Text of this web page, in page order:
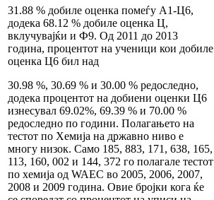
31.88 % добиле оценка помеѓу А1-Ц6,
додека 68.12 % добиле оценка Ц,
вклучувајќи и Ф9. Од 2011 до 2013
година, процентот на ученици кои добиле
оценка Ц6 бил над
30.98 %, 30.69 % и 30.00 % редоследно,
додека процентот на добиени оценки Ц6
изнесувал 69.02%, 69.39 % и 70.00 %
редоследно по години. Полагањето на
тестот по Хемија на државно ниво е
многу низок. Само 185, 883, 171, 638, 165,
113, 160, 002 и 144, 372 го полагале тестот
по хемија од WAEC во 2005, 2006, 2007,
2008 и 2009 година. Овие бројки кога ќе